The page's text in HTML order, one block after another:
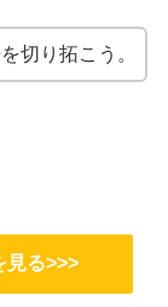
切り拓こう。
見る>>>